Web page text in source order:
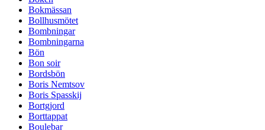
Bokmässan
Bollhusmötet
Bombningar
Bombningarna
Bön
Bon soir
Bordsbön
Boris Nemtsov
Boris Spasskij
Bortgjord
Borttappat
Boulebar